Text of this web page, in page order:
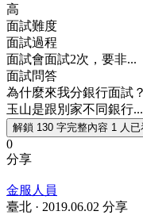
高
面試難度
面試過程
面試會面試2次，要非...
面試問答
為什麼來我分銀行面試？
玉山是跟別家不同銀行...
解鎖 130 字完整內容 1 人已
0
分享
金服人員
臺北 · 2019.06.02 分享